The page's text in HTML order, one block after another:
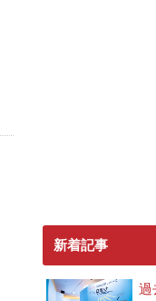
新着記事
過